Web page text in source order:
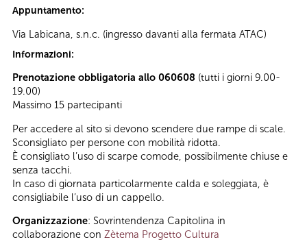
Appuntamento:
Via Labicana, s.n.c. (ingresso davanti alla fermata ATAC)
Informazioni:
Prenotazione obbligatoria allo 060608 (tutti i giorni 9.00-
19.00)
Massimo 15 partecipanti
Per accedere al sito si devono scendere due rampe di scale.
Sconsigliato per persone con mobilità ridotta.
È consigliato l’uso di scarpe comode, possibilmente chiuse e
senza tacchi.
In caso di giornata particolarmente calda e soleggiata, è
consigliabile l’uso di un cappello.
Organizzazione: Sovrintendenza Capitolina in
collaborazione con Zètema Progetto Cultura